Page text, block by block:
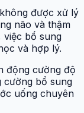
được xử lý
não và thậm
việc bổ sung
và hợp lý.
động cường độ
cường bổ sung
uống chuyên